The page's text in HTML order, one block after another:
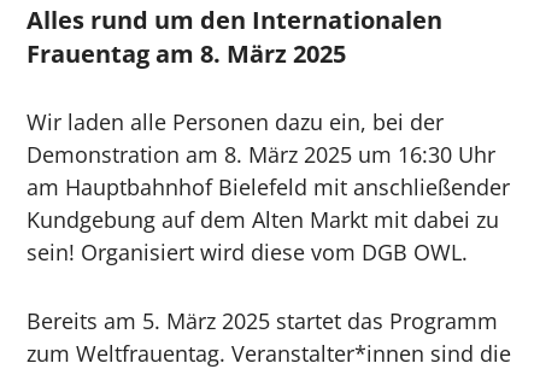
Alles rund um den Internationalen
Frauentag am 8. März 2025
Wir laden alle Personen dazu ein, bei der
Demonstration am 8. März 2025 um 16:30 Uhr
am Hauptbahnhof Bielefeld mit anschließender
Kundgebung auf dem Alten Markt mit dabei zu
sein! Organisiert wird diese vom DGB OWL.
Bereits am 5. März 2025 startet das Programm
zum Weltfrauentag. Veranstalter*innen sind die